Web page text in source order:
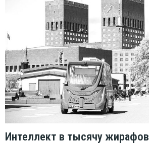
Интеллект в тысячу жирафов